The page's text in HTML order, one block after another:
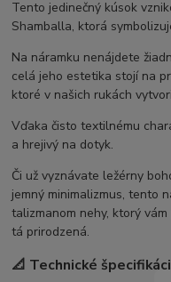
Tento jedinečný kúsok
Shamballa, ktorá
Na náramku nenájdete
celá jeho estetika stojí na
ktoré v našich rukách
Vďaka čisto textilnému
a hrejivý na dotyk.
Či už vyznávate ležérny
jemný minimalizmus, tento
talizmanom nehy, ktorý
tá prirodzená.
📐 Technické